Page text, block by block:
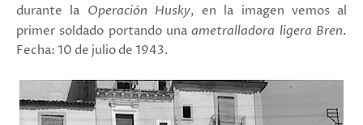
durante la Operación Husky, en la imagen vemos al
primer soldado portando una ametralladora ligera Bren.
Fecha: 10 de julio de 1943.